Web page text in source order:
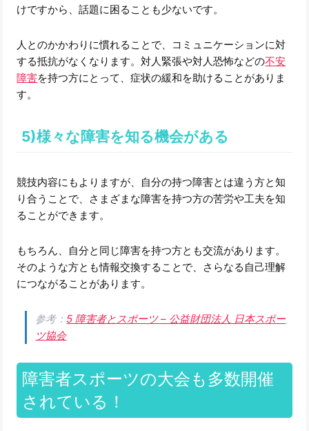
けですから、話題に困ることも少ないです。
人とのかかわりに慣れることで、コミュニケーションに対
する抵抗がなくなります。対人緊張や対人恐怖などの不安
障害を持つ方にとって、症状の緩和を助けることがありま
す。
5)様々な障害を知る機会がある
競技内容にもよりますが、自分の持つ障害とは違う方と知
り合うことで、さまざまな障害を持つ方の苦労や工夫を知
ることができます。
もちろん、自分と同じ障害を持つ方とも交流があります。
そのような方とも情報交換することで、さらなる自己理解
につながることがあります。
参考： 5 障害者とスポーツ – 公益財団法人 日本スポー
ツ協会
障害者スポーツの大会も多数開催
されている！